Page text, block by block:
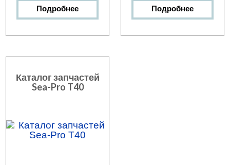
Подробнее Подробнее
Каталог запчастей
Sea-Pro T40